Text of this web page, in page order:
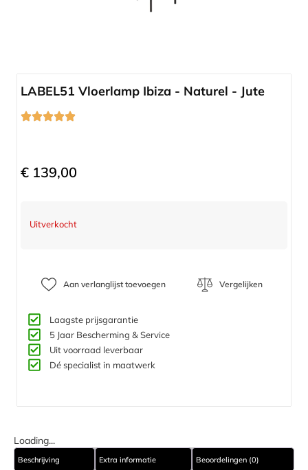
LABEL51 Vloerlamp Ibiza - Naturel - Jute
€ 139,00
Uitverkocht
Aan verlanglijst toevoegen Vergelijken
Laagste prijsgarantie
5 Jaar Bescherming & Service​
Uit voorraad leverbaar
Dé specialist in maatwerk
Loading...
Beschrijving Extra informatie Beoordelingen (0)